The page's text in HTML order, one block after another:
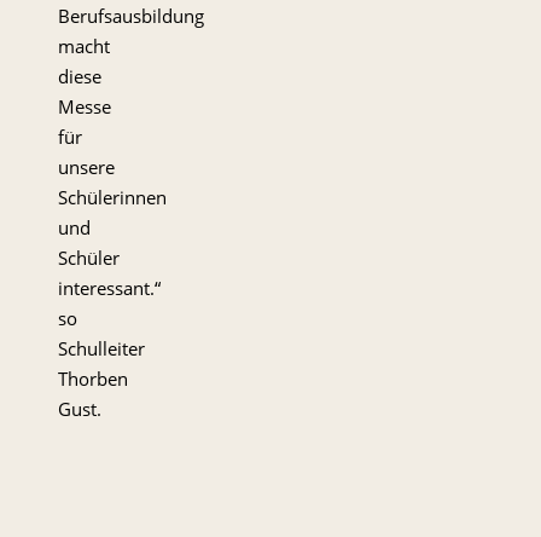
Berufsausbildung
macht
diese
Messe
für
unsere
Schülerinnen
und
Schüler
interessant.“
so
Schulleiter
Thorben
Gust.